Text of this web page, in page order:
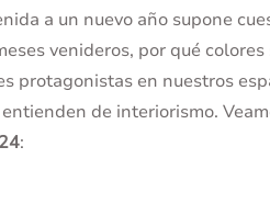
a un nuevo año supone
venideros, por qué
protagonistas en nuestros
de interiorismo.
: